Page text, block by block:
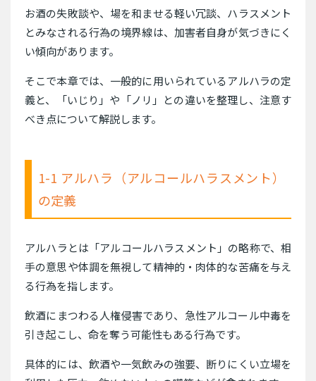
お酒の失敗談や、場を和ませる軽い冗談、ハラスメント
とみなされる行為の境界線は、加害者自身が気づきにく
い傾向があります。
そこで本章では、一般的に用いられているアルハラの定
義と、「いじり」や「ノリ」との違いを整理し、注意す
べき点について解説します。
1-1 アルハラ（アルコールハラスメント）
の定義
アルハラとは「アルコールハラスメント」の略称で、相
手の意思や体調を無視して精神的・肉体的な苦痛を与え
る行為を指します。
飲酒にまつわる人権侵害であり、急性アルコール中毒を
引き起こし、命を奪う可能性もある行為です。
具体的には、飲酒や一気飲みの強要、断りにくい立場を